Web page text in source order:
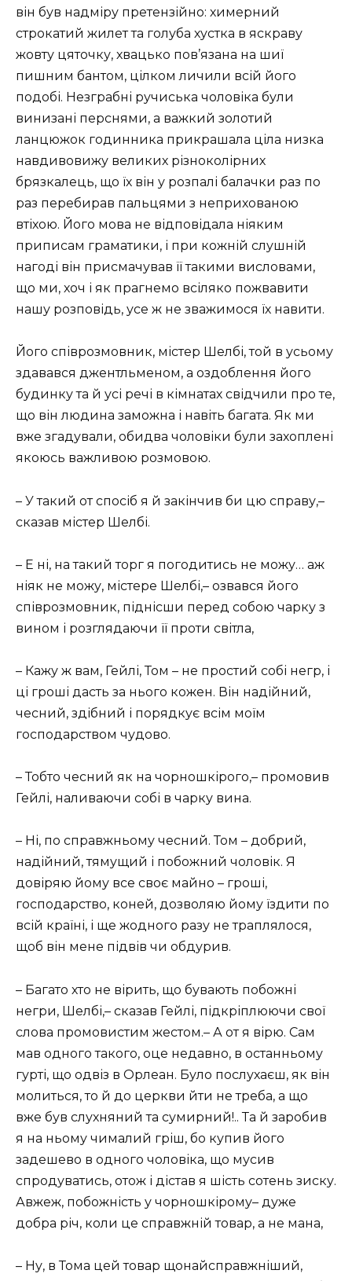
він був надміру претензійно: химерний
строкатий жилет та голуба хустка в яскраву
жовту цяточку, хвацько пов’язана на шиї
пишним бантом, цілком личили всій його
подобі. Незграбні ручиська чоловіка були
винизані перснями, а важкий золотий
ланцюжок годинника прикрашала ціла низка
навдивовижу великих різноколірних
брязкалець, що їх він у розпалі балачки раз по
раз перебирав пальцями з неприхованою
втіхою. Його мова не відповідала ніяким
приписам граматики, і при кожній слушній
нагоді він присмачував її такими висловами,
що ми, хоч і як прагнемо всіляко пожвавити
нашу розповідь, усе ж не зважимося їх навити.
Його співрозмовник, містер Шелбі, той в усьому
здавався джентльменом, а оздоблення його
будинку та й усі речі в кімнатах свідчили про те,
що він людина заможна і навіть багата. Як ми
вже згадували, обидва чоловіки були захоплені
якоюсь важливою розмовою.
– У такий от спосіб я й закінчив би цю справу,–
сказав містер Шелбі.
– Е ні, на такий торг я погодитись не можу… аж
ніяк не можу, містере Шелбі,– озвався його
співрозмовник, піднісши перед собою чарку з
вином і розглядаючи її проти світла,
– Кажу ж вам, Гейлі, Том – не простий собі негр, і
ці гроші дасть за нього кожен. Він надійний,
чесний, здібний і порядкує всім моїм
господарством чудово.
– Тобто чесний як на чорношкірого,– промовив
Гейлі, наливаючи собі в чарку вина.
– Ні, по справжньому чесний. Том – добрий,
надійний, тямущий і побожний чоловік. Я
довіряю йому все своє майно – гроші,
господарство, коней, дозволяю йому їздити по
всій країні, і ще жодного разу не траплялося,
щоб він мене підвів чи обдурив.
– Багато хто не вірить, що бувають побожні
негри, Шелбі,– сказав Гейлі, підкріплюючи свої
слова промовистим жестом.– А от я вірю. Сам
мав одного такого, оце недавно, в останньому
гурті, що одвіз в Орлеан. Було послухаєш, як він
молиться, то й до церкви йти не треба, а що
вже був слухняний та сумирний!.. Та й заробив
я на ньому чималий гріш, бо купив його
задешево в одного чоловіка, що мусив
спродуватись, отож і дістав я шість сотень зиску.
Авжеж, побожність у чорношкірому– дуже
добра річ, коли це справжній товар, а не мана,
– Ну, в Тома цей товар щонайсправжніший,